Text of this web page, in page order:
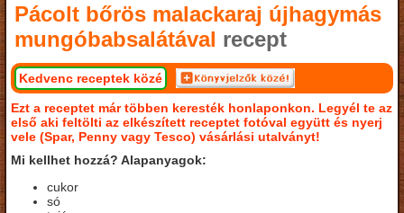
Pácolt bőrös malackaraj újhagymás
mungóbabsalátával recept
Kedvenc receptek közé
Ezt a receptet már többen keresték honlaponkon. Legyél te az
első aki feltölti az elkészített receptet fotóval együtt és nyerj
vele (Spar, Penny vagy Tesco) vásárlási utalványt!
Mi kellhet hozzá? Alapanyagok:
cukor
só